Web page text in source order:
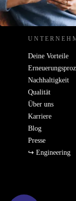
REFURBED
Deine Vorteile
Nachhaltigkeit
Qualität
Über uns
Karriere
Blog
Presse
↪ Engineering